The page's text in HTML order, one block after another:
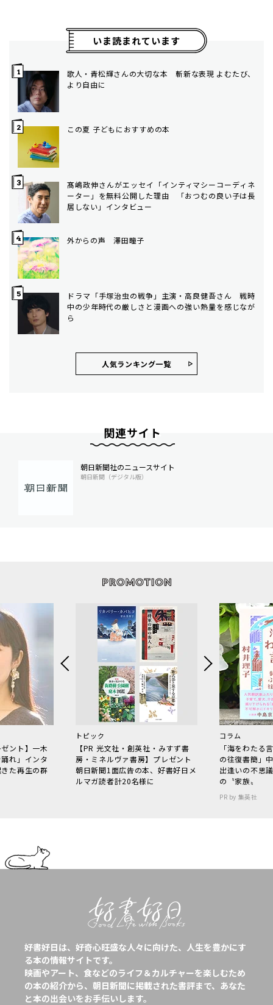
いま読まれています
歌人・青松輝さんの大切な本 斬新な表現 よむたび、
より自由に
この夏 子どもにおすすめの本
髙嶋政伸さんがエッセイ「インティマシーコーディネ
ーター」を無料公開した理由 「おつむの良い子は長
居しない」インタビュー
外からの声 澤田瞳子
ドラマ「手塚治虫の戦争」主演・高良健吾さん 戦時
中の少年時代の厳しさと漫画への強い熱量を感じなが
ら
人気ランキング⼀覧
関連サイト
朝日新聞社のニュースサイト
朝日新聞（デジタル版）
ント】一木
れ」インタ
た再生の群
トピック
【PR 光文社・創英社・みすず書
房・ミネルヴァ書房】プレゼント
朝日新聞1面広告の本、好書好日メ
ルマガ読者計20名様に
コラム
「海をわた
の往復書簡」
出逢いの不思
の〝家族〟
PR by 集英社
好書好日は、好奇心旺盛な人々に向けた、人生を豊かにす
る本の情報サイトです。
映画やアート、食などのライフ＆カルチャーを楽しむため
の本の紹介から、朝日新聞に掲載された書評まで、あなた
と本の出会いをお手伝いします。